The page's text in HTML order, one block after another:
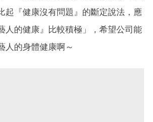
起『健康沒有問題』的斷定說法，應
人的健康』比較積極」，希望公司能
人的身體健康啊～